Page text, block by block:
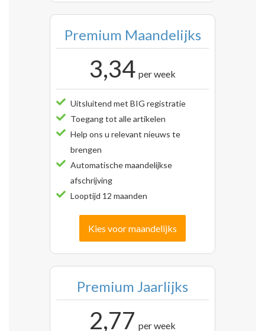
Premium Maandelijks
3,34 per week
Uitsluitend met BIG registratie
Toegang tot alle artikelen
Help ons u relevant nieuws te
brengen
Automatische maandelijkse
afschrijving
Looptijd 12 maanden
Kies voor maandelijks
Premium Jaarlijks
2,77 per week